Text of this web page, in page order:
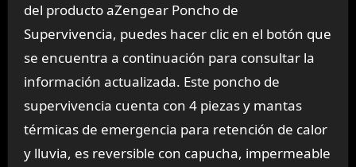
del producto aZengear Poncho de
Supervivencia, puedes hacer clic en el botón que
se encuentra a continuación para consultar la
información actualizada. Este poncho de
supervivencia cuenta con 4 piezas y mantas
térmicas de emergencia para retención de calor
y lluvia, es reversible con capucha, impermeable